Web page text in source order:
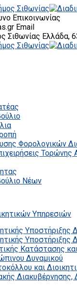
Επικοινωνίας
Email
Σιθωνίας Ελλάδα,
Φορολογικών
Τορώνης
Νέων
Υπηρεσιών
Υποστήριξης
Υποστήριξης
Κατάστασης
Δυναμικού
και
Διακυβέρνησης,